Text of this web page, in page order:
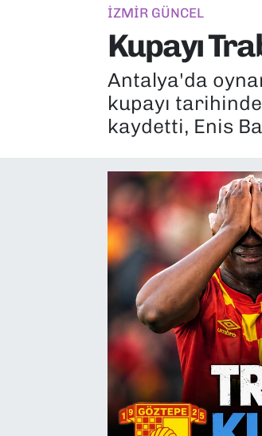
İZMİR GÜNCEL
Kupayı
Antalya'da
kupayı
kaydetti, Enis
EKONOMİ
KÜLTÜR SANAT
MAGAZİN
YEREL YÖNETİMLER
Tüm Manşetler
Son Dakika Haberleri
Haber Arşivi